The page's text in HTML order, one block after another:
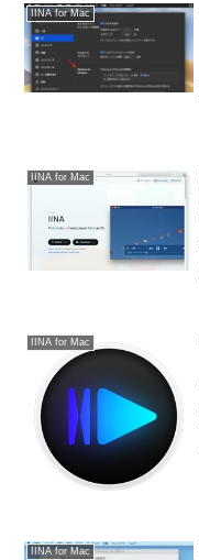
IINA for Mac
IINA for Mac
IINA for Mac
IINA for Mac